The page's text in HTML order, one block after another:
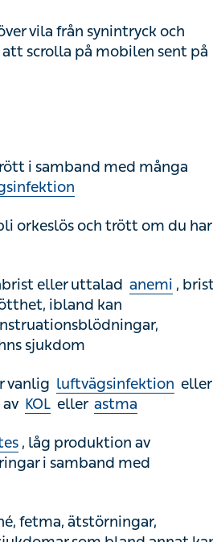
uttalad
kan bristtillstånden bero på
luftvägsinfektion eller
ellerastma
, låg produktion av
i samband med klimakteriet
ätstörningar,hjärtsvikt
annat kan orsaka svår trötthet
vissa läkemedel, till exempel
sjukdomstillstånd.